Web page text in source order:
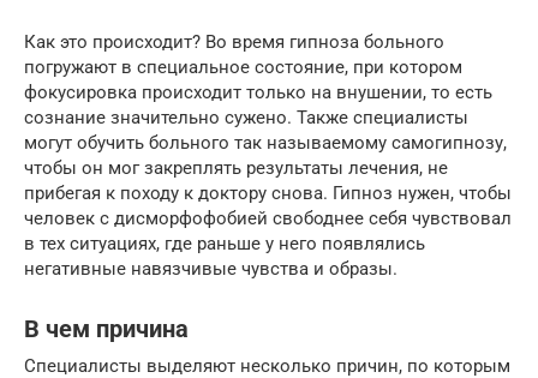
Как это происходит? Во время гипноза больного
погружают в специальное состояние, при котором
фокусировка происходит только на внушении, то есть
сознание значительно сужено. Также специалисты
могут обучить больного так называемому самогипнозу,
чтобы он мог закреплять результаты лечения, не
прибегая к походу к доктору снова. Гипноз нужен, чтобы
человек с дисморфофобией свободнее себя чувствовал
в тех ситуациях, где раньше у него появлялись
негативные навязчивые чувства и образы.
В чем причина
Специалисты выделяют несколько причин, по которым